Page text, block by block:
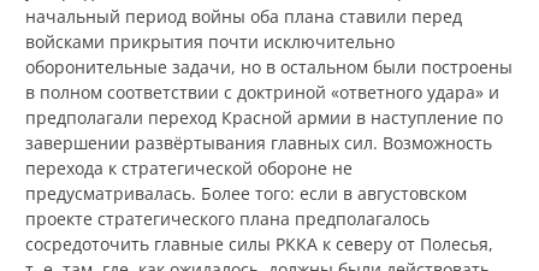
начальный период войны оба плана ставили перед
войсками прикрытия почти исключительно
оборонительные задачи, но в остальном были построены
в полном соответствии с доктриной «ответного удара» и
предполагали переход Красной армии в наступление по
завершении развёртывания главных сил. Возможность
перехода к стратегической обороне не
предусматривалась. Более того: если в августовском
проекте стратегического плана предполагалось
сосредоточить главные силы РККА к северу от Полесья,